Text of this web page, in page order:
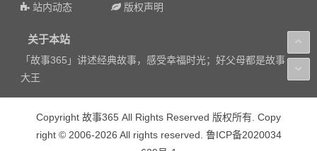
站内动态
版权声明
关于本站
「故事365」讲述经典故事，感受幸福时光；好父母都是故事
大王
Copyright 故事365 All Rights Reserved 版权所有. Copy
right © 2006-2026 All rights reserved. 鲁ICP备2020034